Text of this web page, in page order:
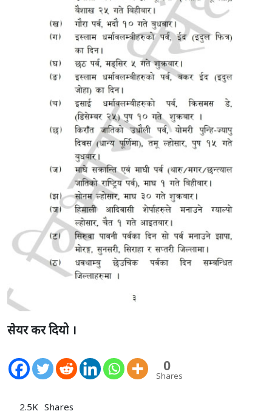
सेयर कर दियो ।
0
Shares
2.5K Shares